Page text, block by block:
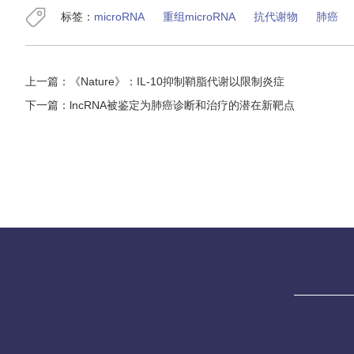
标签： microRNA 重组microRNA 抗代谢物 肺癌
上一篇：
《Nature》：IL-10抑制鞘脂代谢以限制炎症
下一篇： lncRNA被鉴定为肺癌诊断和治疗的潜在新靶点